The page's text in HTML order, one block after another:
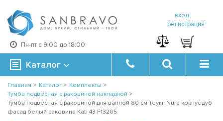
Пн-пт с 9:00 до 18:00
вход
регистрация
Каталог
Главная > Каталог > Комплекты >
Тумба подвесная с раковиной накладной >
Тумба подвесная с раковиной для ванной 80 см Teymi Nura корпус дуб
фасад белый раковина Kati 43 F13205